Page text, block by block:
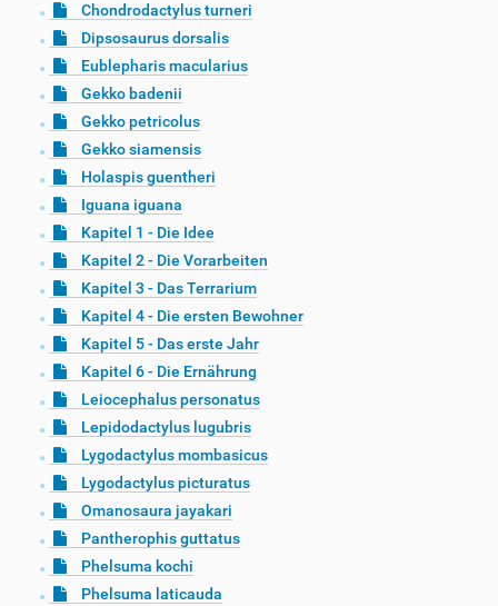
Chondrodactylus turneri
Dipsosaurus dorsalis
Eublepharis macularius
Gekko badenii
Gekko petricolus
Gekko siamensis
Holaspis guentheri
Iguana iguana
Kapitel 1 - Die Idee
Kapitel 2 - Die Vorarbeiten
Kapitel 3 - Das Terrarium
Kapitel 4 - Die ersten Bewohner
Kapitel 5 - Das erste Jahr
Kapitel 6 - Die Ernährung
Leiocephalus personatus
Lepidodactylus lugubris
Lygodactylus mombasicus
Lygodactylus picturatus
Omanosaura jayakari
Pantherophis guttatus
Phelsuma kochi
Phelsuma laticauda